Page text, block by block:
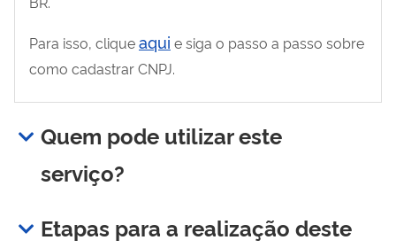
Para isso, cliqueaqui e siga o passo a passo sobre
como cadastrar CNPJ.
Quem pode utilizar este
serviço?
Etapas para a realização deste